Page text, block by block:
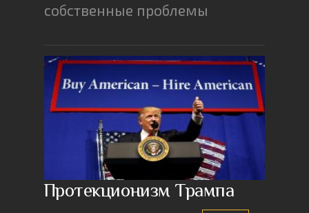
собственные проблемы
Протекционизм Трампа